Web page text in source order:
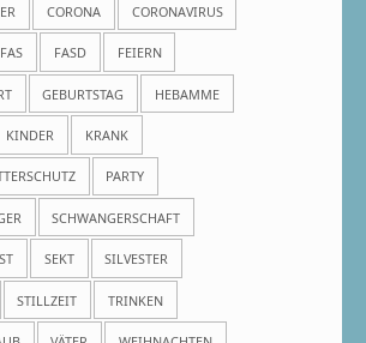
CORONA CORONAVIRUS
FAS FASD FEIERN
GEBURTSTAG HEBAMME
KINDER KRANK
PARTY
SCHWANGERSCHAFT
SEKT SILVESTER
STILLZEIT TRINKEN